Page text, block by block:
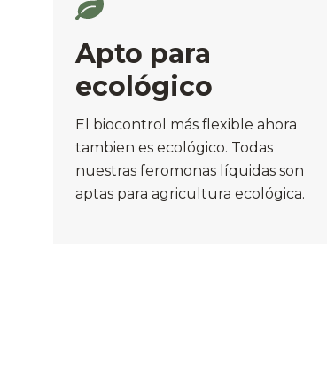
Apto para
ecológico
El biocontrol más flexible ahora
tambien es ecológico. Todas
nuestras feromonas líquidas son
aptas para agricultura ecológica.